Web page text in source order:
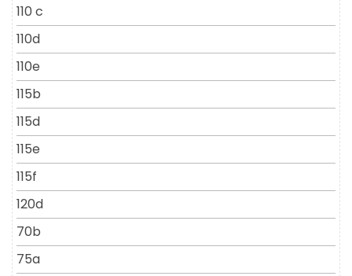
110 c
110d
110e
115b
115d
115e
115f
120d
70b
75a